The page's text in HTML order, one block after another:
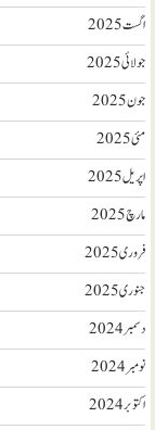
اگست 2025
جولائی 2025
جون 2025
مئی 2025
اپریل 2025
مارچ 2025
فروری 2025
جنوری 2025
دسمبر 2024
نومبر 2024
اکتوبر 2024